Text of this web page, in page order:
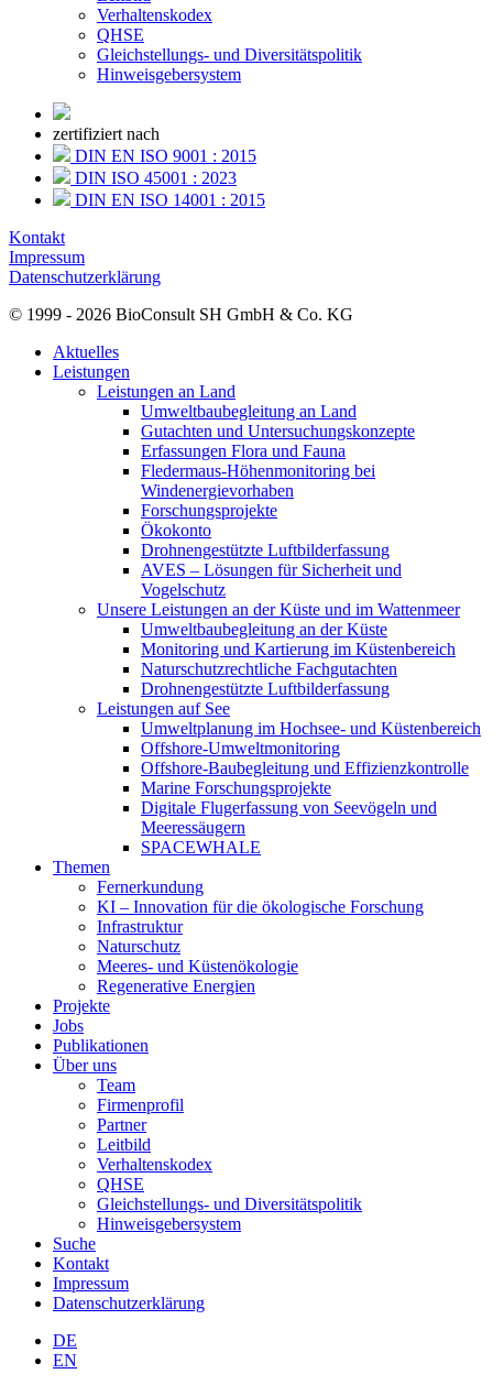
Verhaltenskodex
QHSE
Gleichstellungs- und Diversitätspolitik
Hinweisgebersystem
zertifiziert nach
DIN EN ISO 9001 : 2015
DIN ISO 45001 : 2023
DIN EN ISO 14001 : 2015
Kontakt
Impressum
Datenschutzerklärung
© 1999 - 2026 BioConsult SH GmbH & Co. KG
Aktuelles
Leistungen
Leistungen an Land
Umweltbaubegleitung an Land
Gutachten und Untersuchungskonzepte
Erfassungen Flora und Fauna
Fledermaus-Höhenmonitoring bei
Windenergievorhaben
Forschungsprojekte
Ökokonto
Drohnengestützte Luftbilderfassung
AVES – Lösungen für Sicherheit und
Vogelschutz
Unsere Leistungen an der Küste und im Wattenmeer
Umweltbaubegleitung an der Küste
Monitoring und Kartierung im Küstenbereich
Naturschutzrechtliche Fachgutachten
Drohnengestützte Luftbilderfassung
Leistungen auf See
Umweltplanung im Hochsee- und Küstenbereich
Offshore-Umweltmonitoring
Offshore-Baubegleitung und Effizienzkontrolle
Marine Forschungsprojekte
Digitale Flugerfassung von Seevögeln und
Meeressäugern
SPACEWHALE
Themen
Fernerkundung
KI – Innovation für die ökologische Forschung
Infrastruktur
Naturschutz
Meeres- und Küstenökologie
Regenerative Energien
Projekte
Jobs
Publikationen
Über uns
Team
Firmenprofil
Partner
Leitbild
Verhaltenskodex
QHSE
Gleichstellungs- und Diversitätspolitik
Hinweisgebersystem
Suche
Kontakt
Impressum
Datenschutzerklärung
DE
EN